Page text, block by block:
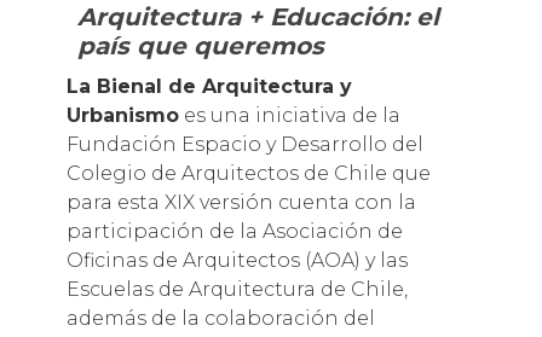
Arquitectura + Educación: el
país que queremos
La Bienal de Arquitectura y
Urbanismoes una iniciativa de la
Fundación Espacio y Desarrollo del
Colegio de Arquitectos de Chile que
para esta XIX versión cuenta con la
participación de la Asociación de
Oficinas de Arquitectos (AOA) y las
Escuelas de Arquitectura de Chile,
además de la colaboración del